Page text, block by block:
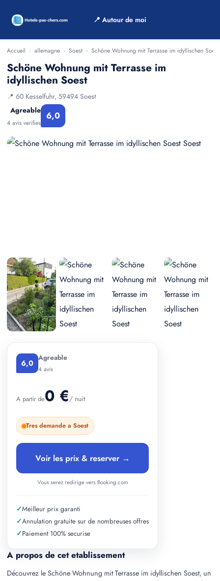
📍 Autour de moi
Accueil › allemagne › Soest › Schöne Wohnung mit Terrasse im idyllischen Soest
Schöne Wohnung mit Terrasse im
idyllischen Soest
📍 60 Kesselfuhr, 59494 Soest
Agreable
4 avis verifies
6,0
A propos de cet etablissement
Découvrez le Schöne Wohnung mit Terrasse im idyllischen Soest, un
6,0 Agreable
4 avis
A partir de0 €/ nuit
Tres demande a Soest
Voir les prix & reserver →
Vous serez redirige vers Booking.com
✓Meilleur prix garanti
✓Annulation gratuite sur de nombreuses offres
✓Paiement 100% securise